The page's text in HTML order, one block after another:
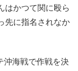
はかつて関に殴ら
先に指名されなか
沖海戦で作戦を決